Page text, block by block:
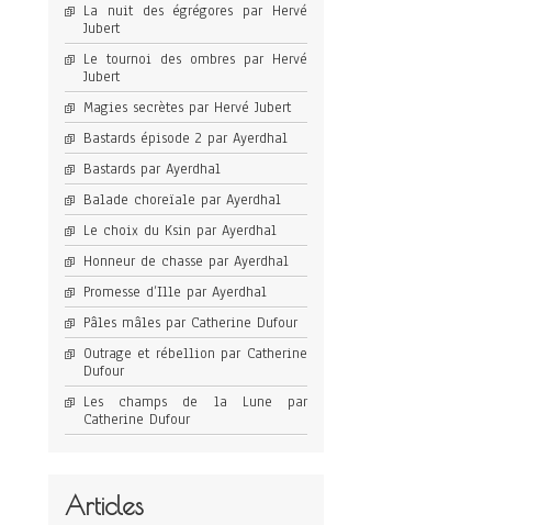
La nuit des égrégores par Hervé
Jubert
Le tournoi des ombres par Hervé
Jubert
Magies secrètes par Hervé Jubert
Bastards épisode 2 par Ayerdhal
Bastards par Ayerdhal
Balade choreïale par Ayerdhal
Le choix du Ksin par Ayerdhal
Honneur de chasse par Ayerdhal
Promesse d’Ille par Ayerdhal
Pâles mâles par Catherine Dufour
Outrage et rébellion par Catherine
Dufour
Les champs de la Lune par
Catherine Dufour
Articles